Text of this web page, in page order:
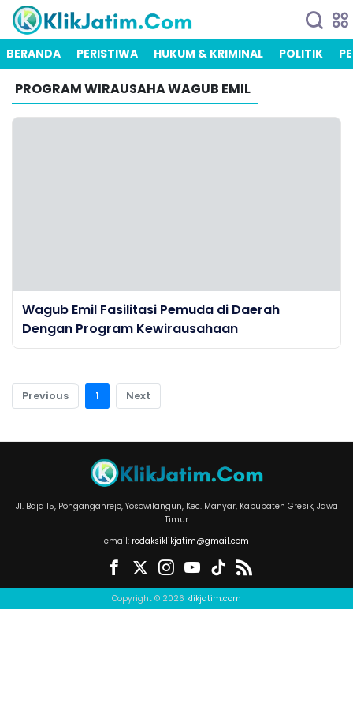
BERANDA PERISTIWA HUKUM & KRIMINAL POLITIK
PROGRAM WIRAUSAHA WAGUB EMIL
Wagub Emil Fasilitasi Pemuda di Daerah
Dengan Program Kewirausahaan
Previous 1 Next
Jl. Baja 15, Ponganganrejo, Yosowilangun, Kec. Manyar, Kabupaten Gresik, Jawa
Timur
email: redaksiklikjatim@gmail.com
Copyright © 2026 klikjatim.com